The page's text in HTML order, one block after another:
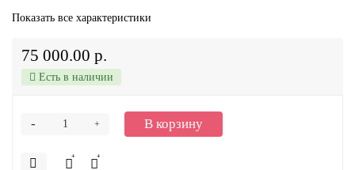
Показать все характеристики
75 000.00 р.
Есть в наличии
+
- В корзину